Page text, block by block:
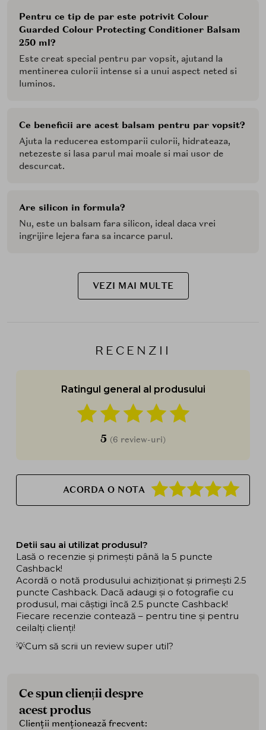
Pentru ce tip de par este potrivit Colour
Guarded Colour Protecting Conditioner Balsam
250 ml?
Este creat special pentru par vopsit, ajutand la
mentinerea culorii intense si a unui aspect neted si
luminos.
Ce beneficii are acest balsam pentru par vopsit?
Ajuta la reducerea estomparii culorii, hidrateaza,
netezeste si lasa parul mai moale si mai usor de
descurcat.
Are silicon in formula?
Nu, este un balsam fara silicon, ideal daca vrei
ingrijire lejera fara sa incarce parul.
VEZI MAI MULTE
RECENZII
Ratingul general al produsului
5 (6 review-uri)
ACORDA O NOTA
Detii sau ai utilizat produsul?
Lasă o recenzie și primești până la 5 puncte
Cashback!
Acordă o notă produsului achiziționat și primești 2.5
puncte Cashback. Dacă adaugi și o fotografie cu
produsul, mai câștigi încă 2.5 puncte Cashback!
Fiecare recenzie contează – pentru tine și pentru
ceilalți clienți!
💡Cum să scrii un review super util?
Ce spun clienții despre
acest produs
Clienții menționează frecvent: